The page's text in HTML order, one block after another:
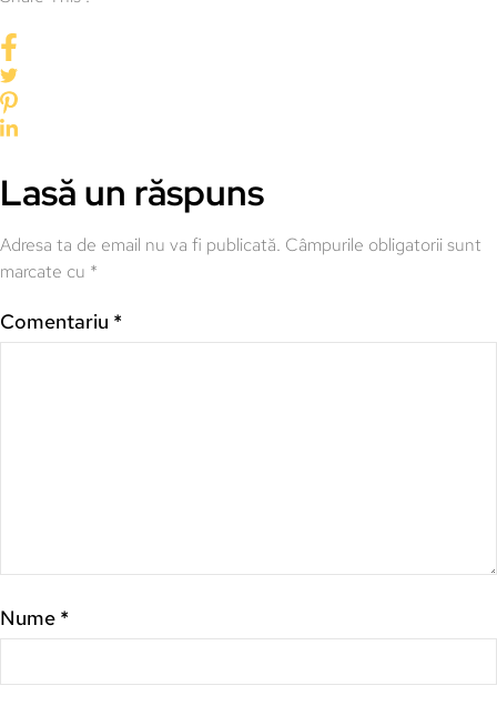
Lasă un răspuns
Adresa ta de email nu va fi publicată. Câmpurile obligatorii sunt
marcate cu *
Comentariu *
Nume *